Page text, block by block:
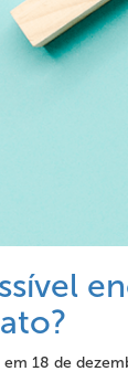
em18 de